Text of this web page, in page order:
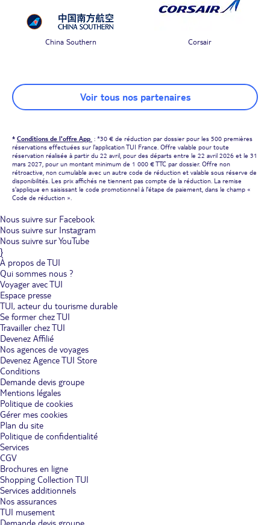
China Southern Corsair
Voir tous nos partenaires
* Conditions de l'offre App : *30 € de réduction par dossier pour les 500 premières
réservations effectuées sur l'application TUI France. Offre valable pour toute
réservation réalisée à partir du 22 avril, pour des départs entre le 22 avril 2026 et le 31
mars 2027, pour un montant minimum de 1 000 € TTC par dossier. Offre non
rétroactive, non cumulable avec un autre code de réduction et valable sous réserve de
disponibilités. Les prix affichés ne tiennent pas compte de la réduction. La remise
s'applique en saisissant le code promotionnel à l'étape de paiement, dans le champ «
Code de réduction ».
Nous suivre sur Facebook
Nous suivre sur Instagram
Nous suivre sur YouTube
}
À propos de TUI
Qui sommes nous ?
Voyager avec TUI
Espace presse
TUI, acteur du tourisme durable
Se former chez TUI
Travailler chez TUI
Devenez Affilié
Nos agences de voyages
Devenez Agence TUI Store
Conditions
Demande devis groupe
Mentions légales
Politique de cookies
Gérer mes cookies
Plan du site
Politique de confidentialité
Services
CGV
Brochures en ligne
Shopping Collection TUI
Services additionnels
Nos assurances
TUI musement